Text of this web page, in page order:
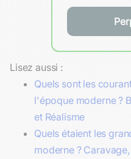
Lisez aussi :
Quels sont les
l'époque moderne ?
et Réalisme
Quels étaient les
moderne ?